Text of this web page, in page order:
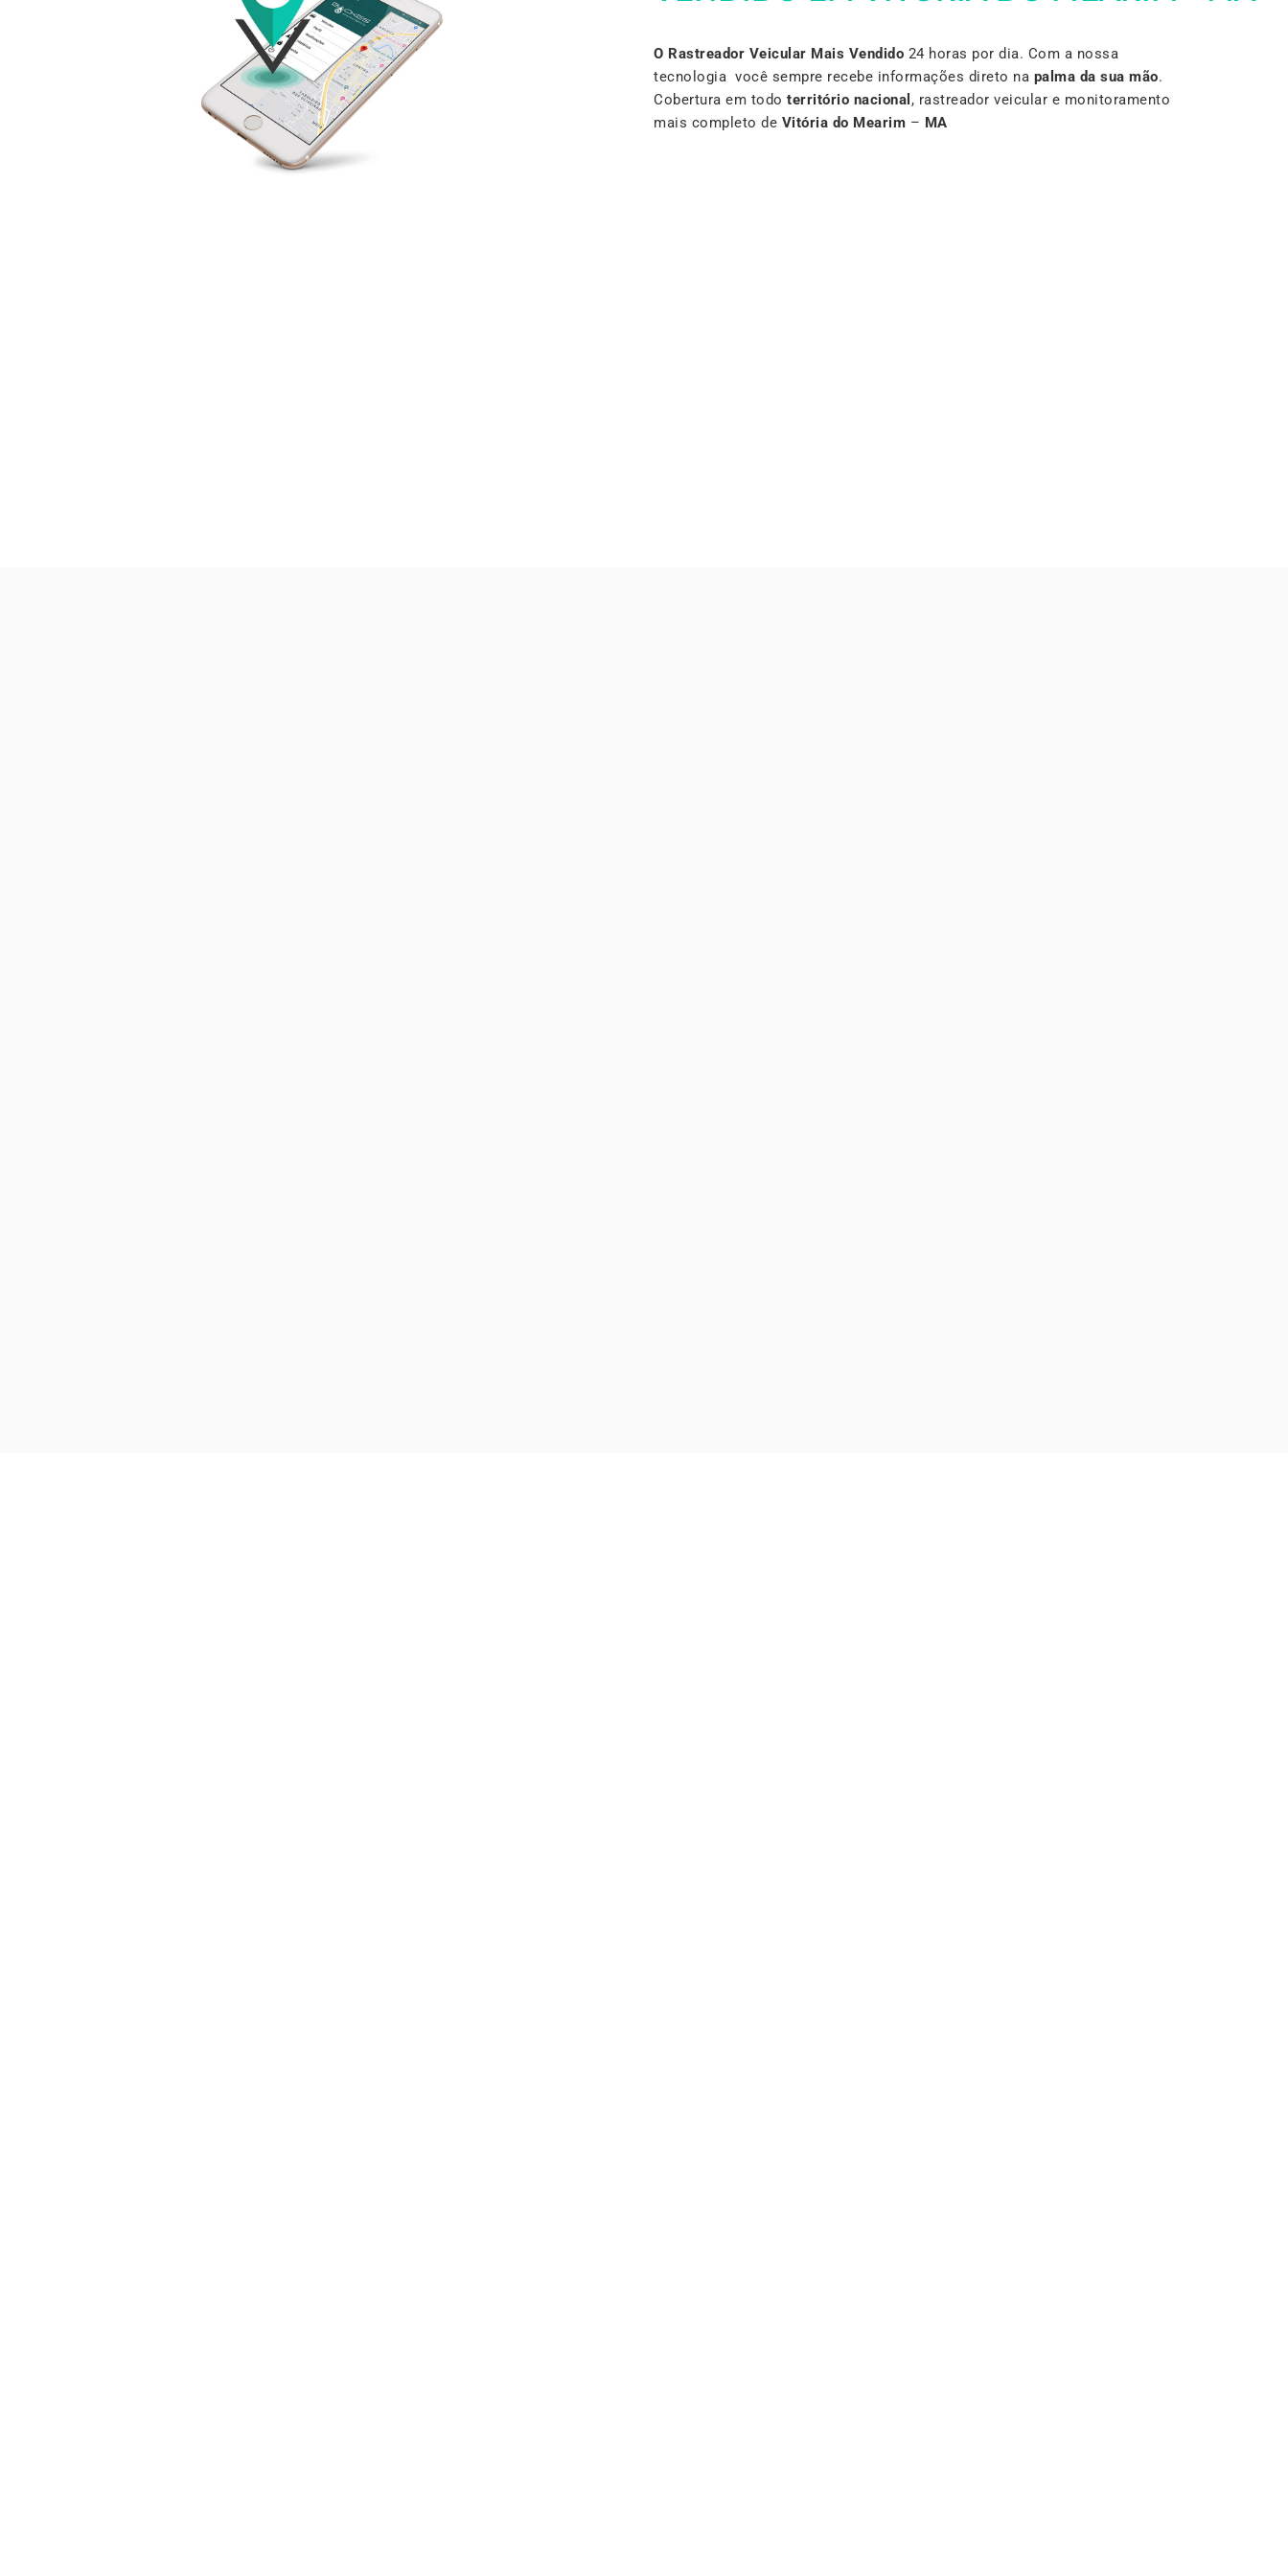
O Rastreador Veicular Mais Vendido 24 horas por dia. Com a nossa
tecnologia você sempre recebe informações direto na palma da sua mão.
Cobertura em todo território nacional , rastreador veicular e monitoramento
mais completo de Vitória do Mearim – MA